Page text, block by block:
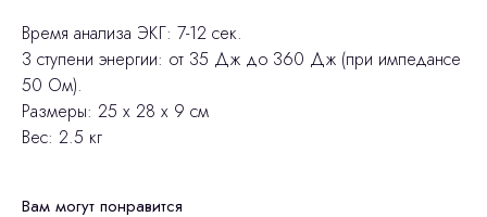
Время анализа ЭКГ: 7-12 сек.
3 ступени энергии: от 35 Дж до 360 Дж (при импедансе
50 Ом).
Размеры: 25 х 28 х 9 см
Вес: 2.5 кг
Вам могут понравится